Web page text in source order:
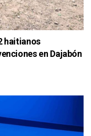
haitianos
en Dajabón